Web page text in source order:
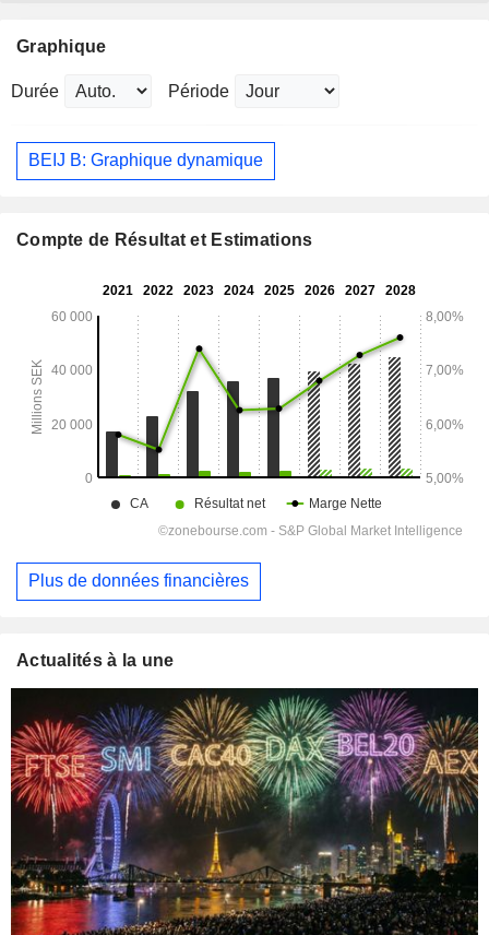
Graphique
Durée Période
BEIJ B: Graphique dynamique
Compte de Résultat et Estimations
Plus de données financières
Actualités à la une